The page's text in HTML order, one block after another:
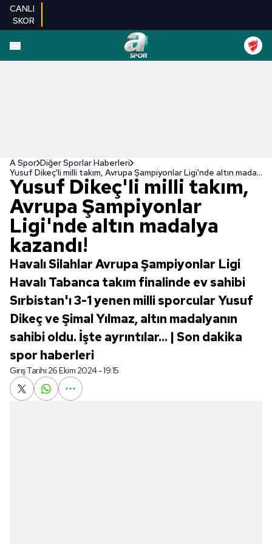
CANLI
SKOR
A Spor Diğer Sporlar Haberleri
Yusuf Dikeç'li milli takım, Avrupa Şampiyonlar Ligi'nde altın madalya kazandı!
Yusuf Dikeç'li milli takım,
Avrupa Şampiyonlar
Ligi'nde altın madalya
kazandı!
Havalı Silahlar Avrupa Şampiyonlar Ligi
Havalı Tabanca takım finalinde ev sahibi
Sırbistan'ı 3-1 yenen milli sporcular Yusuf
Dikeç ve Şimal Yılmaz, altın madalyanın
sahibi oldu. İşte ayrıntılar... | Son dakika
spor haberleri
Giriş Tarihi:26 Ekim 2024 - 19:15